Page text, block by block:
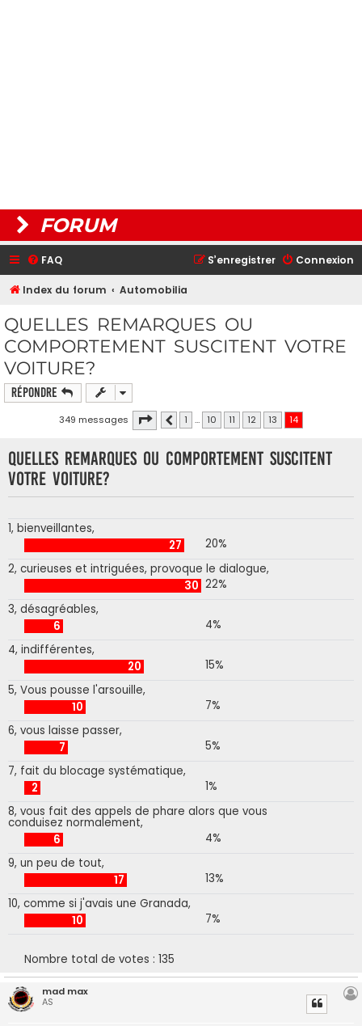
FORUM
FAQ Connexion
S’enregistrer
Index du forum Automobilia
QUELLES REMARQUES OU
COMPORTEMENT SUSCITENT VOTRE
VOITURE?
Répondre
349 messages Page 14 sur14
Précédente
1 … 10 11 12 13 14
Quelles remarques ou comportement suscitent
votre voiture?
1, bienveillantes,
27
20%
2, curieuses et intriguées, provoque le dialogue,
30 22%
3, désagréables,
6
4%
4, indifférentes,
20
15%
5, Vous pousse l'arsouille,
10
7%
6, vous laisse passer,
7
5%
7, fait du blocage systématique,
2
1%
8, vous fait des appels de phare alors que vous
conduisez normalement,
6
4%
9, un peu de tout,
17
13%
10, comme si j'avais une Granada,
10
7%
Nombre total de votes : 135
mad max
AS